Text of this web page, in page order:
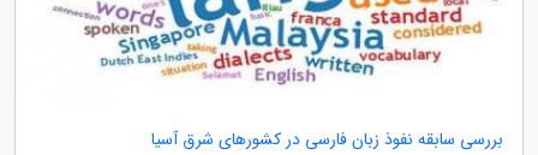
بررسی سابقه نفوذ زبان فارسی در کشورهای شرق آسیا